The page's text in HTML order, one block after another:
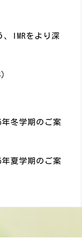
、IMRをより深
冬学期のご案
夏学期のご案